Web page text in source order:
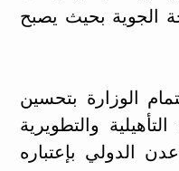
الجوية بحيث يصبح
الوزارة بتحسين
والتطويرية
الدولي بإعتباره